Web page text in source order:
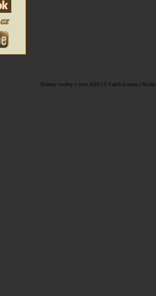
Stránky vznikly v roce 2010 | © Falešná karta |